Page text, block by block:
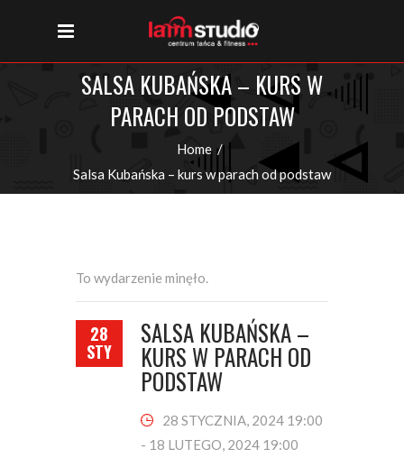
SALSA KUBAŃSKA – KURS W
PARACH OD PODSTAW
Home/
Salsa Kubańska – kurs w parach od podstaw
To wydarzenie minęło.
28
STY
SALSA KUBAŃSKA –
KURS W PARACH OD
PODSTAW
28 STYCZNIA, 2024 19:00
- 18 LUTEGO, 2024 19:00